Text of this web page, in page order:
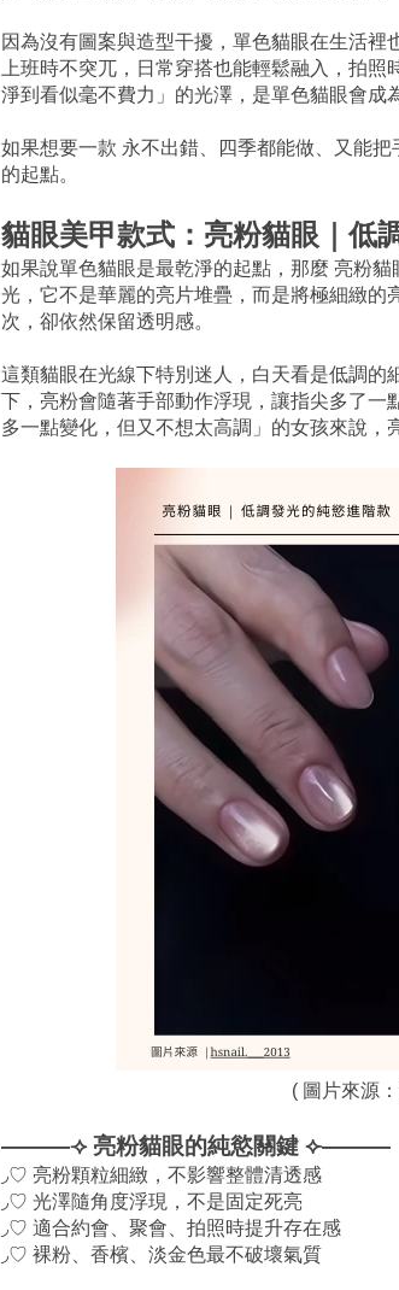
因為沒有圖案與造型干擾，單色貓眼在生活裡
上班時不突兀，日常穿搭也能輕鬆融入，拍
淨到看似毫不費力」的光澤，是單色貓眼會成
如果想要一款 永不出錯、四季都能做、又能
的起點。
貓眼美甲款式：亮粉貓眼｜低
如果說單色貓眼是最乾淨的起點，那麼 亮粉
光，它不是華麗的亮片堆疊，而是將極細緻的
次，卻依然保留透明感。
這類貓眼在光線下特別迷人，白天看是低調
下，亮粉會隨著手部動作浮現，讓指尖多了
多一點變化，但又不想太高調」的女孩來說，
( 圖片來源：
———⟢ 亮粉貓眼的純慾關鍵 ⟣———
◞♡ 亮粉顆粒細緻，不影響整體清透感
◞♡ 光澤隨角度浮現，不是固定死亮
◞♡ 適合約會、聚會、拍照時提升存在感
◞♡ 裸粉、香檳、淡金色最不破壞氣質